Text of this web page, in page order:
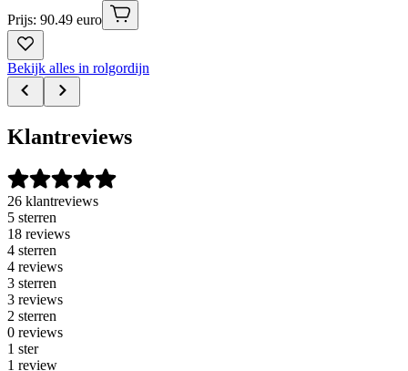
Prijs: 90.49 euro
Bekijk alles in rolgordijn
Klantreviews
26 klantreviews
5 sterren
18 reviews
4 sterren
4 reviews
3 sterren
3 reviews
2 sterren
0 reviews
1 ster
1 review